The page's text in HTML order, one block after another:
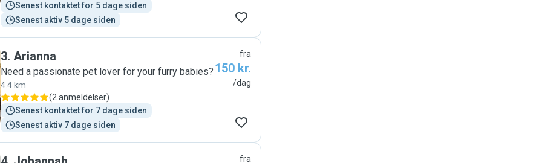
Senest kontaktet for 5 dage siden
Senest aktiv 5 dage siden
3. Arianna
Need a passionate pet lover for your furry babies?
4.4 km
(2 anmeldelser)
Senest kontaktet for 7 dage siden
Senest aktiv 7 dage siden
fra
150 kr.
/dag
fra